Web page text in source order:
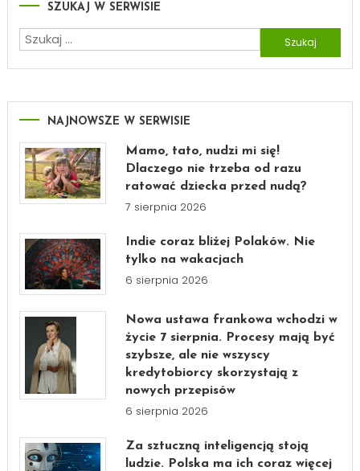
SZUKAJ W SERWISIE
Szukaj:
NAJNOWSZE W SERWISIE
Mamo, tato, nudzi mi się!
Dlaczego nie trzeba od razu
ratować dziecka przed nudą?
7 sierpnia 2026
Indie coraz bliżej Polaków. Nie
tylko na wakacjach
6 sierpnia 2026
Nowa ustawa frankowa wchodzi w
życie 7 sierpnia. Procesy mają być
szybsze, ale nie wszyscy
kredytobiorcy skorzystają z
nowych przepisów
6 sierpnia 2026
Za sztuczną inteligencją stoją
ludzie. Polska ma ich coraz więcej